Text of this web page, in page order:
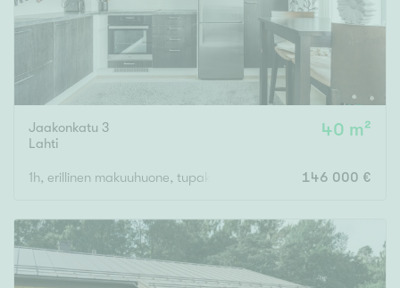
Jaakonkatu 3
Lahti
40 m²
1h, erillinen makuuhuone, tupakeittiö, s, p 146 000 €